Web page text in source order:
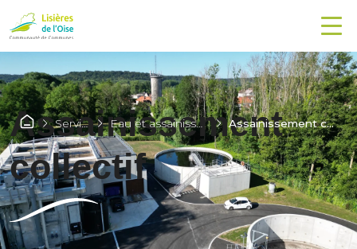
Services Eau et assainissement Assainissement collectif
Assainissement
collectif